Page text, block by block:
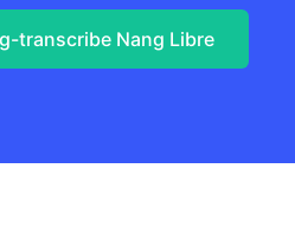
transcribe Nang Libre